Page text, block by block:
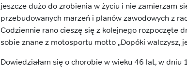
jeszcze dużo do zrobienia w życiu i nie zamierzam
przebudowanych marzeń i planów zawodowych z
Codziennie rano cieszę się z kolejnego rozpoczęte
sobie znane z motosportu motto „Dopóki walczysz,
Dowiedziałam się o chorobie w wieku 46 lat, w dniu